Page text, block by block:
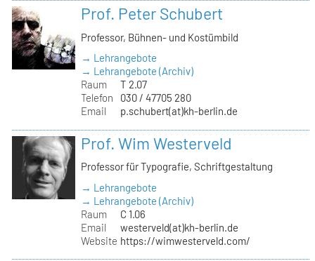
Prof. Peter Schubert
Professor, Bühnen- und Kostümbild
→ Lehrangebote
→ Lehrangebote (Archiv)
Raum
T 2.07
Telefon
030 / 47705 280
Email
p.schubert(at)kh-berlin.de
Prof. Wim Westerveld
Professor für Typografie, Schriftgestaltung
→ Lehrangebote
→ Lehrangebote (Archiv)
Raum
C 1.06
Email
westerveld(at)kh-berlin.de
Website https://wimwesterveld.com/